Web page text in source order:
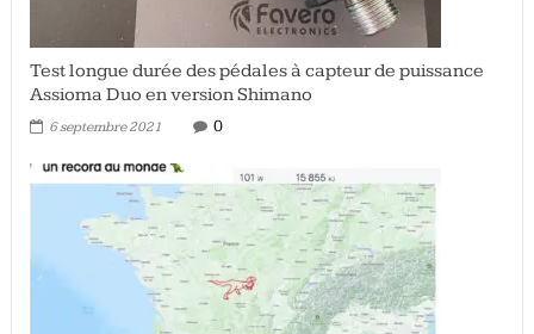
Test longue durée des pédales à capteur de puissance
Assioma Duo en version Shimano
6 septembre 2021 0